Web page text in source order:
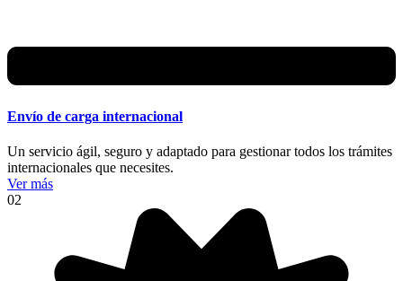
Envío de carga internacional
Un servicio ágil, seguro y adaptado para gestionar todos los trámites
internacionales que necesites.
Ver más
02